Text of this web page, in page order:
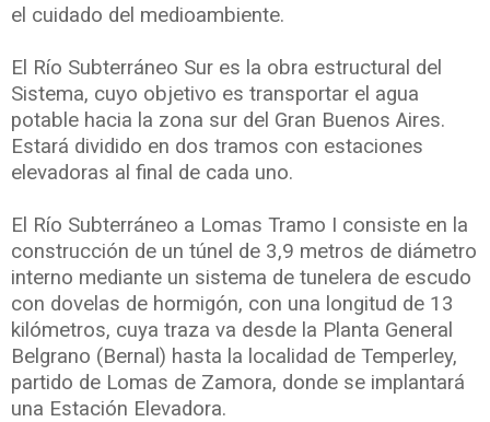
el cuidado del medioambiente.
El Río Subterráneo Sur es la obra estructural del
Sistema, cuyo objetivo es transportar el agua
potable hacia la zona sur del Gran Buenos Aires.
Estará dividido en dos tramos con estaciones
elevadoras al final de cada uno.
El Río Subterráneo a Lomas Tramo I consiste en la
construcción de un túnel de 3,9 metros de diámetro
interno mediante un sistema de tunelera de escudo
con dovelas de hormigón, con una longitud de 13
kilómetros, cuya traza va desde la Planta General
Belgrano (Bernal) hasta la localidad de Temperley,
partido de Lomas de Zamora, donde se implantará
una Estación Elevadora.